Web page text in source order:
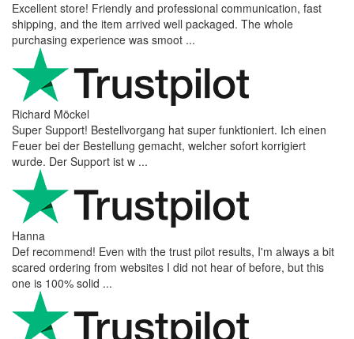
Excellent store! Friendly and professional communication, fast
shipping, and the item arrived well packaged. The whole
purchasing experience was smoot ...
Richard Möckel
Super Support! Bestellvorgang hat super funktioniert. Ich einen
Feuer bei der Bestellung gemacht, welcher sofort korrigiert
wurde. Der Support ist w ...
Hanna
Def recommend! Even with the trust pilot results, I'm always a bit
scared ordering from websites I did not hear of before, but this
one is 100% solid ...